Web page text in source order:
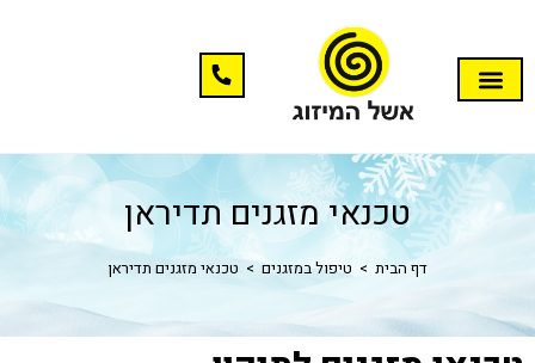
טכנאי מזגנים תדיראן
דף הבית > טיפול במזגנים > טכנאי מזגנים תדיראן